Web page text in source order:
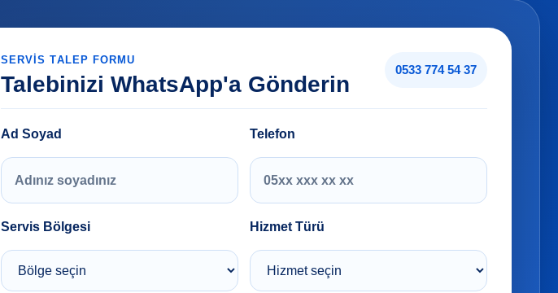
SERVIS TALEP FORMU
Talebinizi WhatsApp'a Gönderin
0533 774 54 37
Ad Soyad Telefon
Servis Bölgesi Hizmet Türü